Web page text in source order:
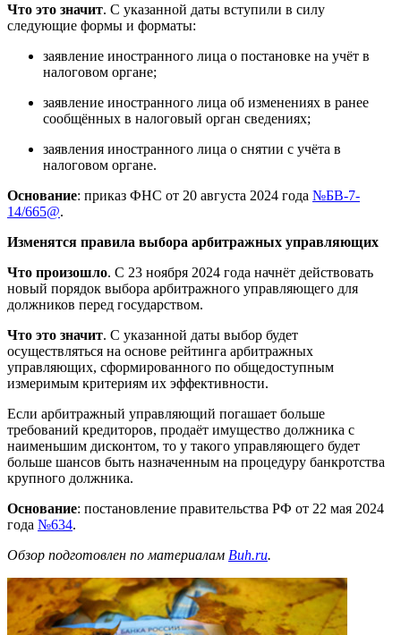
Что это значит. С указанной даты вступили в силу
следующие формы и форматы:
заявление иностранного лица о постановке на учёт в
налоговом органе;
заявление иностранного лица об изменениях в ранее
сообщённых в налоговый орган сведениях;
заявления иностранного лица о снятии с учёта в
налоговом органе.
Основание: приказ ФНС от 20 августа 2024 года №БВ-7-
14/665@.
Изменятся правила выбора арбитражных управляющих
Что произошло. С 23 ноября 2024 года начнёт действовать
новый порядок выбора арбитражного управляющего для
должников перед государством.
Что это значит. С указанной даты выбор будет
осуществляться на основе рейтинга арбитражных
управляющих, сформированного по общедоступным
измеримым критериям их эффективности.
Если арбитражный управляющий погашает больше
требований кредиторов, продаёт имущество должника с
наименьшим дисконтом, то у такого управляющего будет
больше шансов быть назначенным на процедуру банкротства
крупного должника.
Основание: постановление правительства РФ от 22 мая 2024
года №634.
Обзор подготовлен по материалам Buh.ru.